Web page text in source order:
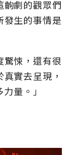
齣劇的觀眾們
發生的事情是
驚悚，還有很
實去呈現，
量。」